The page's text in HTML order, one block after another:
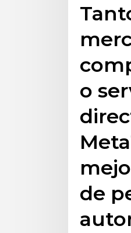
o
de